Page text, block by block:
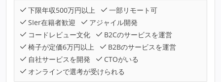
下限年収500万円以上
一部リモート可
SIer在籍者歓迎
アジャイル開発
コードレビュー文化
B2Cのサービスを運営
椅子が定価6万円以上
B2Bのサービスを運営
自社サービスを開発
CTOがいる
オンラインで選考が受けられる